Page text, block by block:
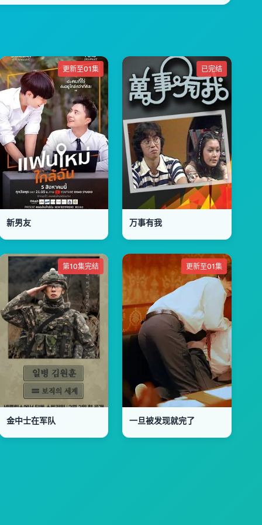
更新至01集
新男友
已完结
万事有我
第10集完结
金中士在军队
更新至01集
一旦被发现就完了